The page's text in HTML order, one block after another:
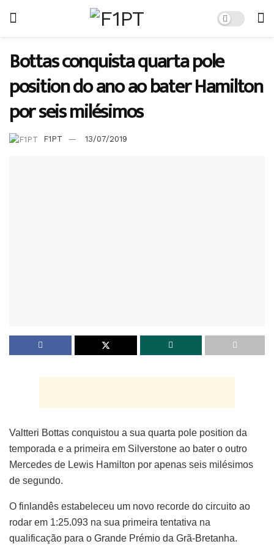
Bottas conquista quarta pole
position do ano ao bater Hamilton
por seis milésimos
F1PT 13/07/2019
Valtteri Bottas conquistou a sua quarta pole position da
temporada e a primeira em Silverstone ao bater o outro
Mercedes de Lewis Hamilton por apenas seis milésimos
de segundo.
O finlandês estabeleceu um novo recorde do circuito ao
rodar em 1:25.093 na sua primeira tentativa na
qualificação para o Grande Prémio da Grã-Bretanha.